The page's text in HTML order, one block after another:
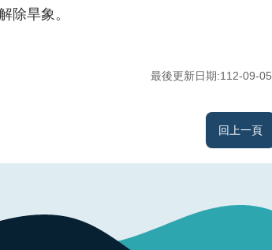
除旱象。
最後更新日期:112-09-05
回上一頁